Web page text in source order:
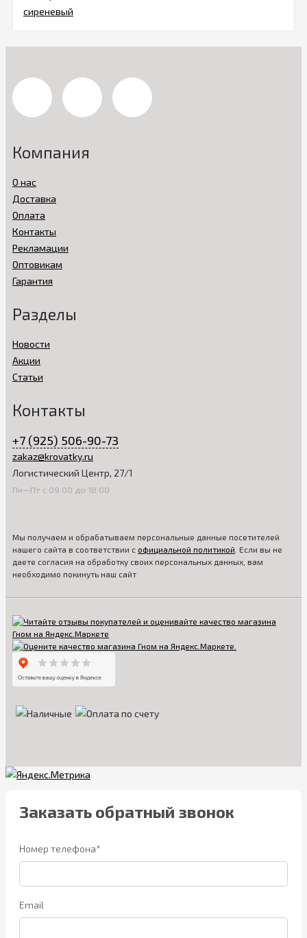
Компания
О нас
Доставка
Оплата
Контакты
Рекламации
Оптовикам
Гарантия
Разделы
Новости
Акции
Статьи
Контакты
+7 (925) 506-90-73
zakaz@krovatky.ru
Логистический Центр, 27/1
Пн—Пт с 09:00 до 18:00
Мы получаем и обрабатываем персональные данные посетителей
нашего сайта в соответствии с официальной политикой . Если вы не
даете согласия на обработку своих персональных данных, вам
необходимо покинуть наш сайт
Заказать обратный звонок
Номер телефона*
Email